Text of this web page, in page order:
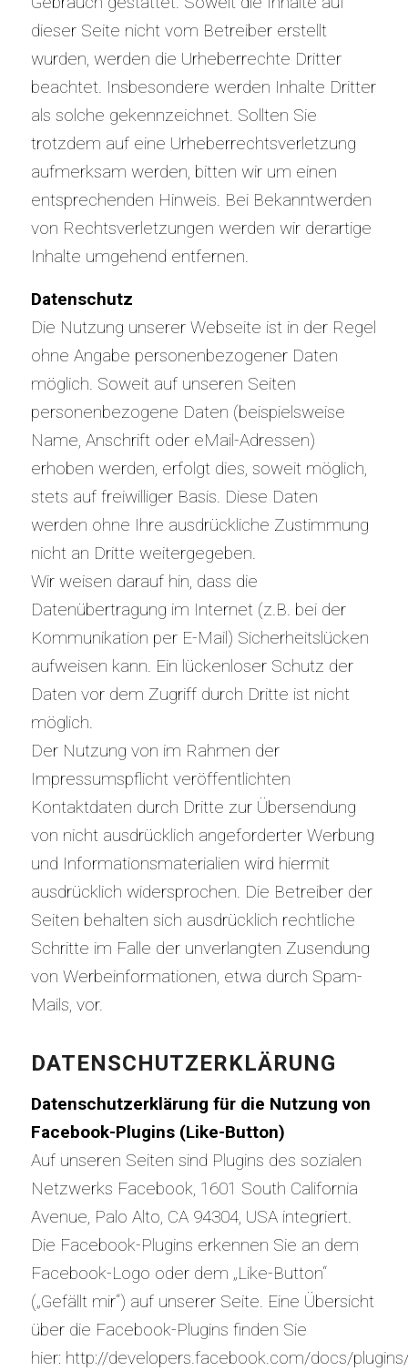
dieser Seite nicht vom Betreiber erstellt
wurden, werden die Urheberrechte Dritter
beachtet. Insbesondere werden Inhalte Dritter
als solche gekennzeichnet. Sollten Sie
trotzdem auf eine Urheberrechtsverletzung
aufmerksam werden, bitten wir um einen
entsprechenden Hinweis. Bei Bekanntwerden
von Rechtsverletzungen werden wir derartige
Inhalte umgehend entfernen.
Datenschutz
Die Nutzung unserer Webseite ist in der Regel
ohne Angabe personenbezogener Daten
möglich. Soweit auf unseren Seiten
personenbezogene Daten (beispielsweise
Name, Anschrift oder eMail-Adressen)
erhoben werden, erfolgt dies, soweit möglich,
stets auf freiwilliger Basis. Diese Daten
werden ohne Ihre ausdrückliche Zustimmung
nicht an Dritte weitergegeben.
Wir weisen darauf hin, dass die
Datenübertragung im Internet (z.B. bei der
Kommunikation per E-Mail) Sicherheitslücken
aufweisen kann. Ein lückenloser Schutz der
Daten vor dem Zugriff durch Dritte ist nicht
möglich.
Der Nutzung von im Rahmen der
Impressumspflicht veröffentlichten
Kontaktdaten durch Dritte zur Übersendung
von nicht ausdrücklich angeforderter Werbung
und Informationsmaterialien wird hiermit
ausdrücklich widersprochen. Die Betreiber der
Seiten behalten sich ausdrücklich rechtliche
Schritte im Falle der unverlangten Zusendung
von Werbeinformationen, etwa durch Spam-
Mails, vor.
DATENSCHUTZERKLÄRUNG
Datenschutzerklärung für die Nutzung von
Facebook-Plugins (Like-Button)
Auf unseren Seiten sind Plugins des sozialen
Netzwerks Facebook, 1601 South California
Avenue, Palo Alto, CA 94304, USA integriert.
Die Facebook-Plugins erkennen Sie an dem
Facebook-Logo oder dem „Like-Button“
(„Gefällt mir“) auf unserer Seite. Eine Übersicht
über die Facebook-Plugins finden Sie
hier: http://developers.facebook.com/docs/